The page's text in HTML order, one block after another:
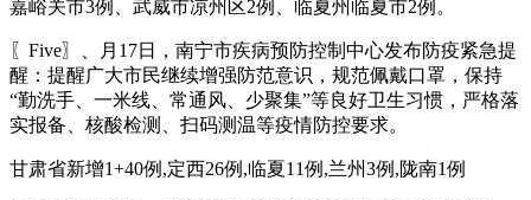
嘉峪关市3例、武威市凉州区2例、临夏州临夏市2例。
〖Five〗、月17日，南宁市疾病预防控制中心发布防疫紧急提
醒：提醒广大市民继续增强防范意识，规范佩戴口罩，保持
“勤洗手、一米线、常通风、少聚集”等良好卫生习惯，严格落
实报备、核酸检测、扫码测温等疫情防控要求。
甘肃省新增1+40例,定西26例,临夏11例,兰州3例,陇南1例